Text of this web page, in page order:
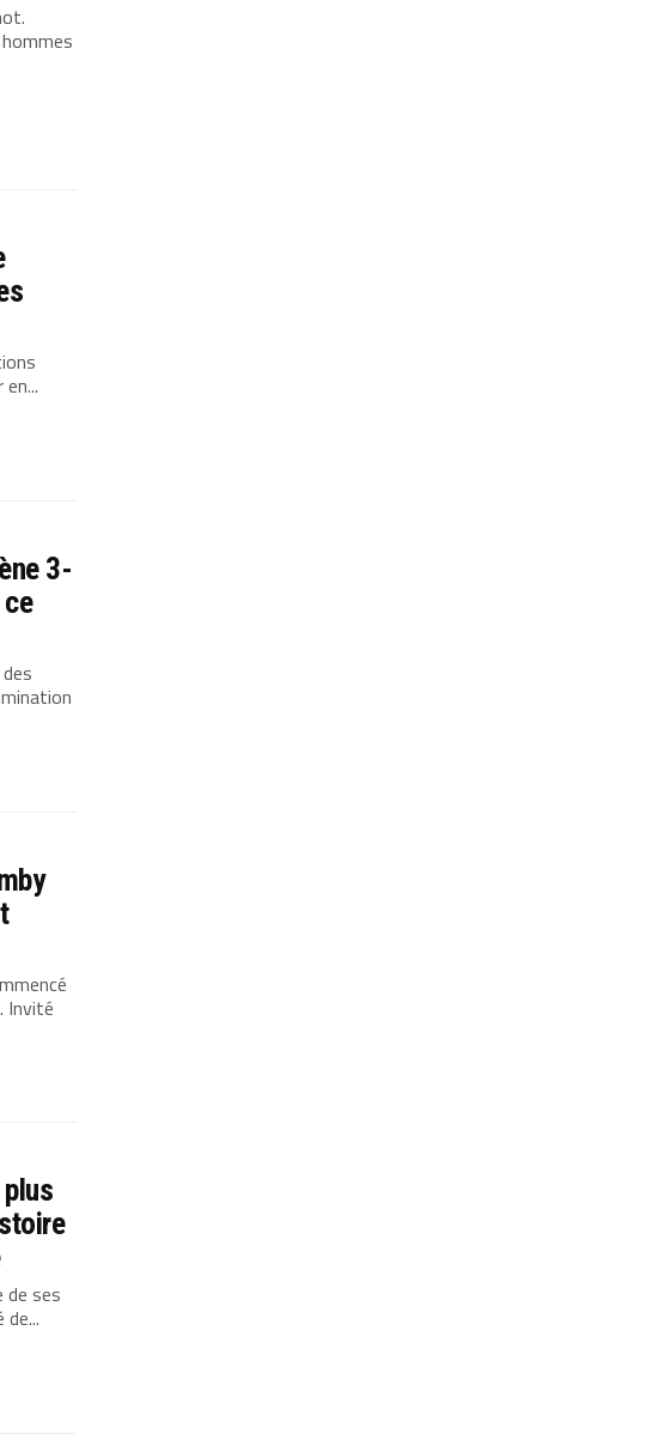
3-
Invité
de ses